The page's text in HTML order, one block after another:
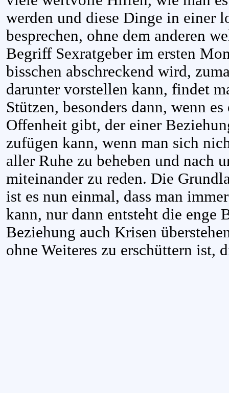
werden und diese Dinge in einer
besprechen, ohne dem anderen
Begriff Sexratgeber im ersten
bisschen abschreckend wird,
darunter vorstellen kann, findet
Stützen, besonders dann, wenn
Offenheit gibt, der einer
zufügen kann, wenn man sich
aller Ruhe zu beheben und nach
miteinander zu reden. Die
ist es nun einmal, dass man
kann, nur dann entsteht die enge
Beziehung auch Krisen
ohne Weiteres zu erschüttern ist,